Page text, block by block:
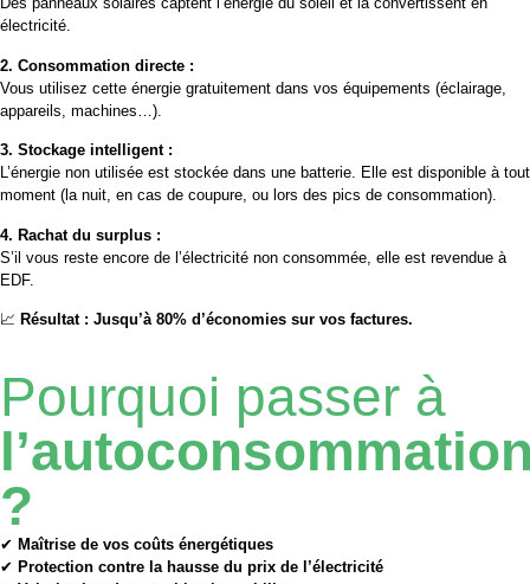
électricité.
2. Consommation directe :
Vous utilisez cette énergie gratuitement dans vos équipements (éclairage,
appareils, machines…).
3. Stockage intelligent :
L’énergie non utilisée est stockée dans une batterie. Elle est disponible à tout
moment (la nuit, en cas de coupure, ou lors des pics de consommation).
4. Rachat du surplus :
S’il vous reste encore de l’électricité non consommée, elle est revendue à
EDF.
📈 Résultat : Jusqu’à 80% d’économies sur vos factures.
Pourquoi passer à
?
✔ Maîtrise de vos coûts énergétiques
✔ Protection contre la hausse du prix de l’électricité